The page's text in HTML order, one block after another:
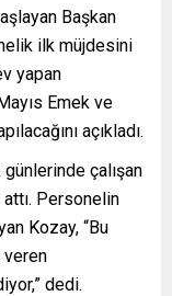
Başkan
ilk müjdesini
yapan
Emek ve
açıkladı.
çalışan
attı. Personelin
Kozay, “Bu
veren
dedi.